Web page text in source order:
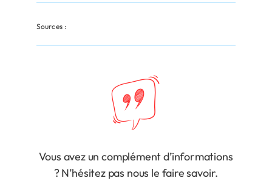
Sources :
Vous avez un complément d’informations
? N’hésitez pas nous le faire savoir.